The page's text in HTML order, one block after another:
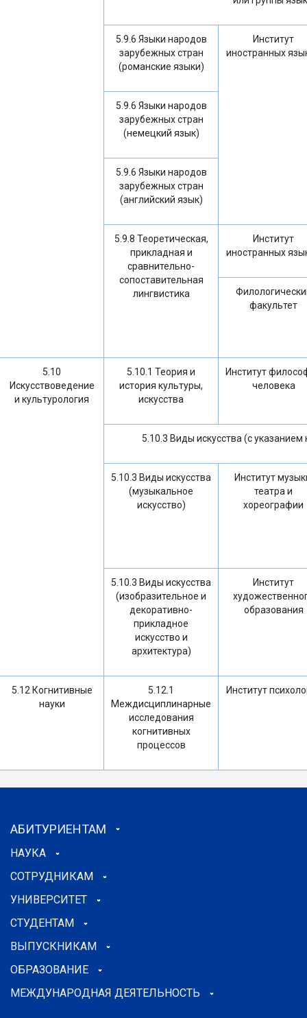
5.9.6 Языки народов
зарубежных стран
(романские языки)
Институт
иностранных
5.9.6 Языки народов
зарубежных стран
(немецкий язык)
5.9.6 Языки народов
зарубежных стран
(английский язык)
5.9.8 Теоретическая,
прикладная и
сравнительно-
сопоставительная
лингвистика
Институт
иностранных
факультет
5.10
Искусствоведение
и культурология
5.10.1 Теория и
история культуры,
искусства
Институт
человека
5.10.3 Виды искусства (с указанием
5.10.3 Виды искусства
(музыкальное
искусство)
Институт
театра и
хореографии
5.10.3 Виды искусства
(изобразительное и
декоративно-
прикладное
искусство и
архитектура)
Институт
образования
5.12 Когнитивные
науки
5.12.1
Междисциплинарные
исследования
когнитивных
процессов
Институт
АБИТУРИЕНТАМ
НАУКА
СОТРУДНИКАМ
УНИВЕРСИТЕТ
СТУДЕНТАМ
ВЫПУСКНИКАМ
ОБРАЗОВАНИЕ
МЕЖДУНАРОДНАЯ ДЕЯТЕЛЬНОСТЬ